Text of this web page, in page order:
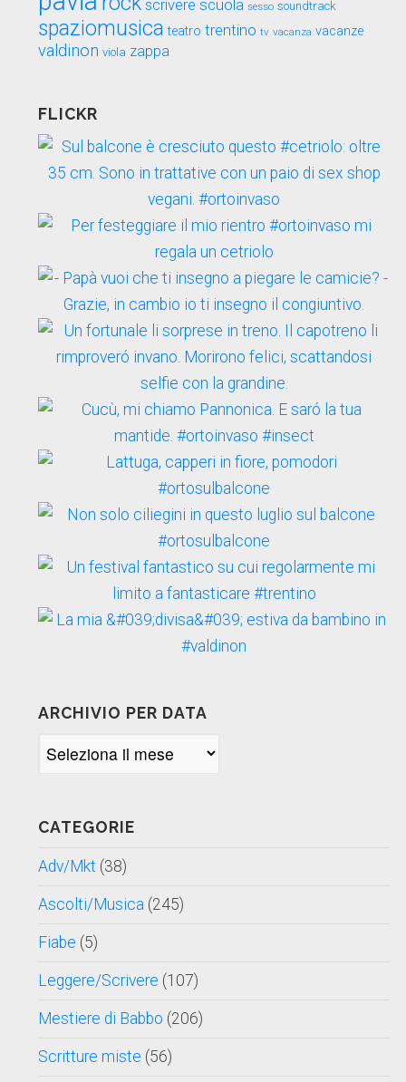
scrivere scuola sesso soundtrack
spaziomusica teatro trentino tv vacanza vacanze
valdinon viola zappa
FLICKR
ARCHIVIO PER DATA
Archivio
CATEGORIE
Adv/Mkt (38)
Ascolti/Musica (245)
Fiabe (5)
Leggere/Scrivere (107)
Mestiere di Babbo (206)
Scritture miste (56)